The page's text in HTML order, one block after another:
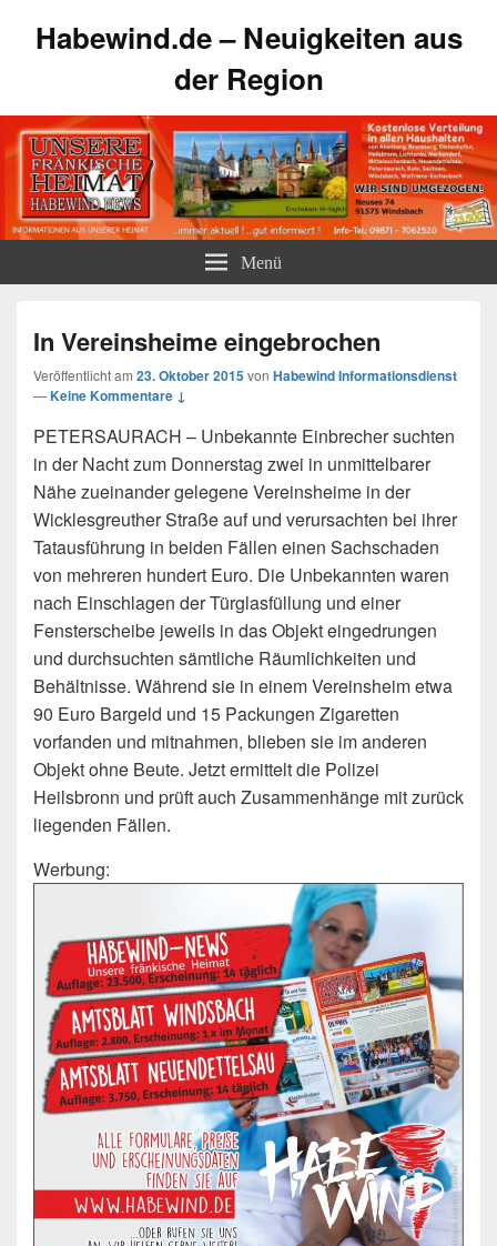
Habewind.de – Neuigkeiten aus
der Region
Menü
In Vereinsheime eingebrochen
Veröffentlicht am 23. Oktober 2015von Habewind Informationsdienst
—Keine Kommentare ↓
PETERSAURACH – Unbekannte Einbrecher suchten
in der Nacht zum Donnerstag zwei in unmittelbarer
Nähe zueinander gelegene Vereinsheime in der
Wicklesgreuther Straße auf und verursachten bei ihrer
Tatausführung in beiden Fällen einen Sachschaden
von mehreren hundert Euro. Die Unbekannten waren
nach Einschlagen der Türglasfüllung und einer
Fensterscheibe jeweils in das Objekt eingedrungen
und durchsuchten sämtliche Räumlichkeiten und
Behältnisse. Während sie in einem Vereinsheim etwa
90 Euro Bargeld und 15 Packungen Zigaretten
vorfanden und mitnahmen, blieben sie im anderen
Objekt ohne Beute. Jetzt ermittelt die Polizei
Heilsbronn und prüft auch Zusammenhänge mit zurück
liegenden Fällen.
Werbung: